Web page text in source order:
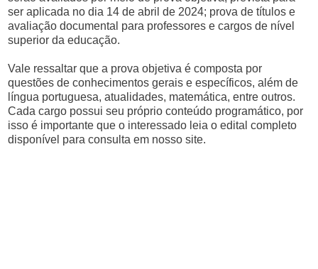
ser aplicada no dia 14 de abril de 2024; prova de títulos e
avaliação documental para professores e cargos de nível
superior da educação.
Vale ressaltar que a prova objetiva é composta por
questões de conhecimentos gerais e específicos, além de
língua portuguesa, atualidades, matemática, entre outros.
Cada cargo possui seu próprio conteúdo programático, por
isso é importante que o interessado leia o edital completo
disponível para consulta em nosso site.